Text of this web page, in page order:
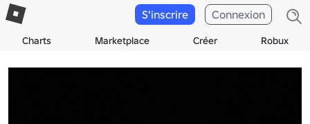
Charts Marketplace Créer Robux
S'inscrire Connexion